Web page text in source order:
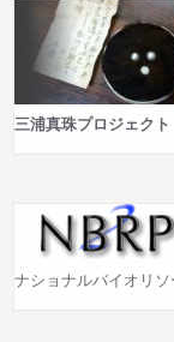
三浦真珠プロジェクト
ナショナルバイオリ